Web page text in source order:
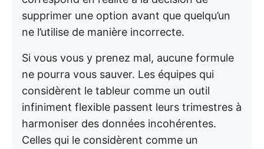
supprimer une option avant que quelqu’un
ne l’utilise de manière incorrecte.
Si vous vous y prenez mal, aucune formule
ne pourra vous sauver. Les équipes qui
considèrent le tableur comme un outil
infiniment flexible passent leurs trimestres à
harmoniser des données incohérentes.
Celles qui le considèrent comme un